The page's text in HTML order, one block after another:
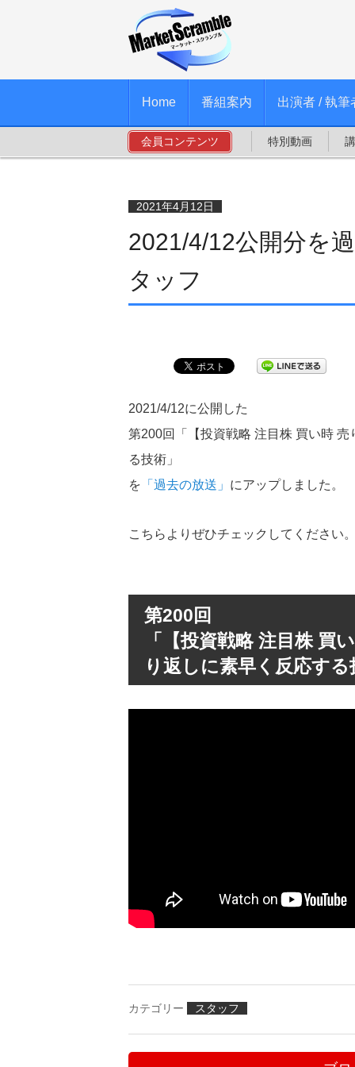
Home 番組案内 出演者 / 執筆
会員コンテンツ 特別動画
2021/4/12公開分を
タッフ
2021年4月12日
2021/4/12に公開した
第200回「【投資戦略 注目株 買い時
る技術」
を 「過去の放送」 にアップしました。
こちらよりぜひチェックしてください
第200回
「【投資戦略 注目株 買
り返しに素早く反応する
カテゴリー スタッフ